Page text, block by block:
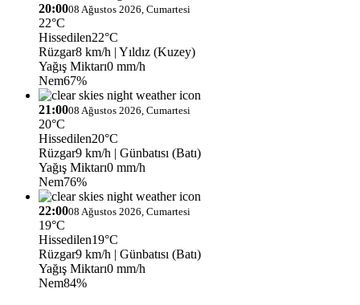
20:0008 Ağustos 2026, Cumartesi
22°C
Hissedilen22°C
Rüzgar8 km/h | Yıldız (Kuzey)
Yağış Miktarı0 mm/h
Nem67%
21:0008 Ağustos 2026, Cumartesi
20°C
Hissedilen20°C
Rüzgar9 km/h | Günbatısı (Batı)
Yağış Miktarı0 mm/h
Nem76%
22:0008 Ağustos 2026, Cumartesi
19°C
Hissedilen19°C
Rüzgar9 km/h | Günbatısı (Batı)
Yağış Miktarı0 mm/h
Nem84%